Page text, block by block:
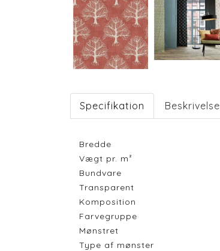
Specifikation Beskrivelse
Bredde
Vægt pr. m²
Bundvare
Transparent
Komposition
Farvegruppe
Mønstret
Type af mønster